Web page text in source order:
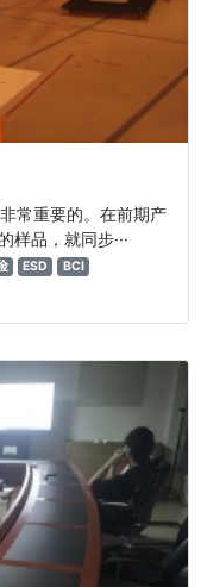
常重要的。在前期产
品，就同步···
ESD
BCI